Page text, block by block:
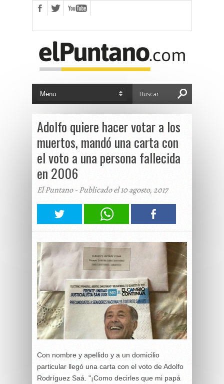
Adolfo quiere hacer votar a los
muertos, mandó una carta con
el voto a una persona fallecida
en 2006
El Puntano - Publicado el 10 agosto, 2017
Con nombre y apellido y a un domicilio
particular llegó una carta con el voto de Adolfo
Rodríguez Saá. "¡Como decirles que mi papá